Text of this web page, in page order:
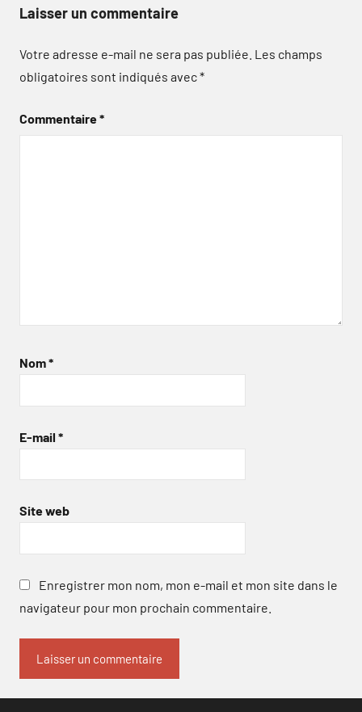
Laisser un commentaire
Votre adresse e-mail ne sera pas publiée. Les champs
obligatoires sont indiqués avec*
Commentaire*
Nom*
E-mail *
Site web
Enregistrer mon nom, mon e-mail et mon site dans le
navigateur pour mon prochain commentaire.